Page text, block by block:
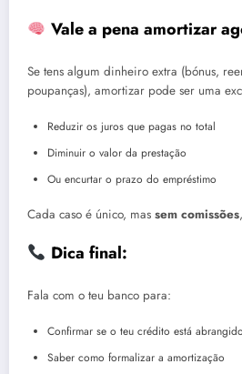
Vale a pena amortizar
Se tens algum dinheiro extra (bónus,
poupanças), amortizar pode ser uma
Reduzir os juros que pagas no total
Diminuir o valor da prestação
Ou encurtar o prazo do empréstimo
Cada caso é único, mas sem comissões
Dica final:
Fala com o teu banco para:
Confirmar se o teu crédito está abrangido
Saber como formalizar a amortização